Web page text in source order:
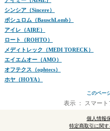
シンシア（Sincere）
ボシュロム（BauschLomb）
アイレ（AIRE）
ロート（ROHTO）
メディトレック（MEDI TORECK）
エイエムオー（AMO）
オフテクス（ophtecs）
ホヤ（HOYA）
このペー
表示 ： スマート
個人情報
特定商取引に関